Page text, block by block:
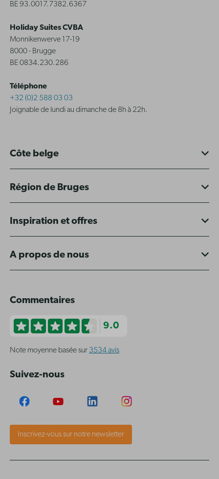
BE 93.0017.7382.6367
Holiday Suites CVBA
Monnikenwerve 17-19
8000 - Brugge
BE 0834.230.286
Téléphone
+32 (0)2 588 03 03
Joignable de lundi au dimanche de 8h à 22h.
Côte belge
Région de Bruges
Inspiration et offres
A propos de nous
Commentaires
9.0
Note moyenne basée sur 3534 avis
Suivez-nous
Inscrivez-vous sur notre newsletter